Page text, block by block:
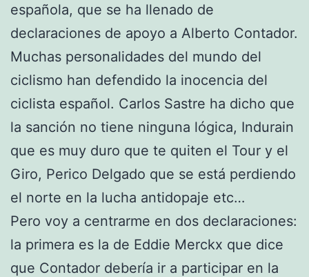
española, que se ha llenado de
declaraciones de apoyo a Alberto Contador.
Muchas personalidades del mundo del
ciclismo han defendido la inocencia del
ciclista español. Carlos Sastre ha dicho que
la sanción no tiene ninguna lógica, Indurain
que es muy duro que te quiten el Tour y el
Giro, Perico Delgado que se está perdiendo
el norte en la lucha antidopaje etc…
Pero voy a centrarme en dos declaraciones:
la primera es la de Eddie Merckx que dice
que Contador debería ir a participar en la